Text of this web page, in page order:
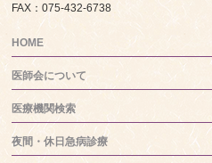
FAX：075-432-6738
HOME
医師会について
医療機関検索
夜間・休日急病診療